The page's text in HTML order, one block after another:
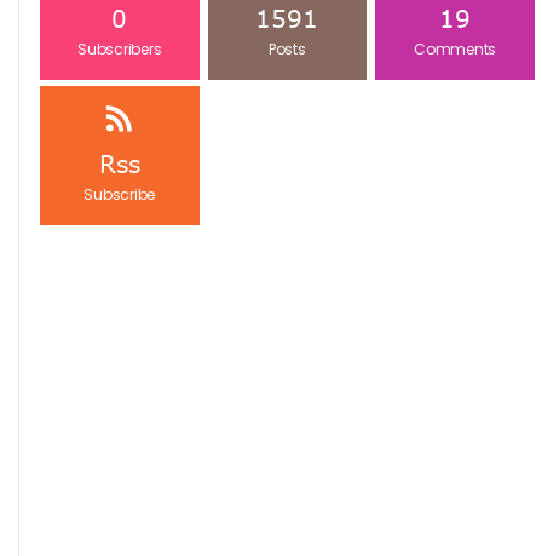
0
Subscribers
1591
Posts
19
Comments
Rss
Subscribe